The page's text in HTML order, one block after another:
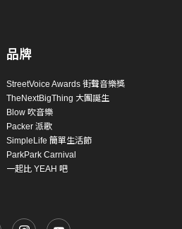
品牌
StreetVoice Awards 街聲音樂獎
TheNextBigThing 大團誕生
Blow 吹音樂
Packer 派歌
SimpleLife 簡單生活節
ParkPark Carnival
一起比 YEAH 吧